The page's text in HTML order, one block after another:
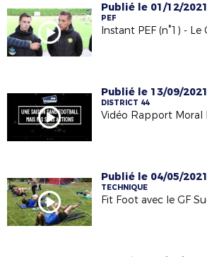
Publié le 01/12/2021
PEF
Publié le 13/09/2021
DISTRICT 44
Publié le 04/05/2021
TECHNIQUE